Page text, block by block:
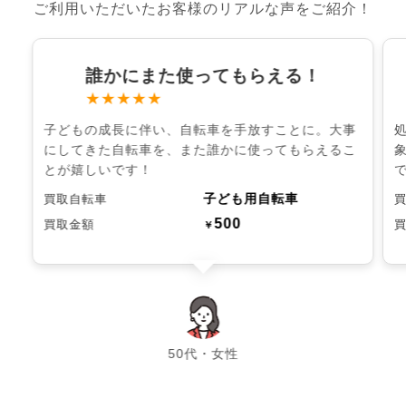
ご利用いただいたお客様のリアルな声をご紹介！
誰かにまた使ってもらえる！
★★★★★
子どもの成長に伴い、自転車を手放すことに。大事
にしてきた自転車を、また誰かに使ってもらえるこ
とが嬉しいです！
買取自転車 子ども用自転車
買取金額 ￥500
50代・女性
chevron_left chevron_right